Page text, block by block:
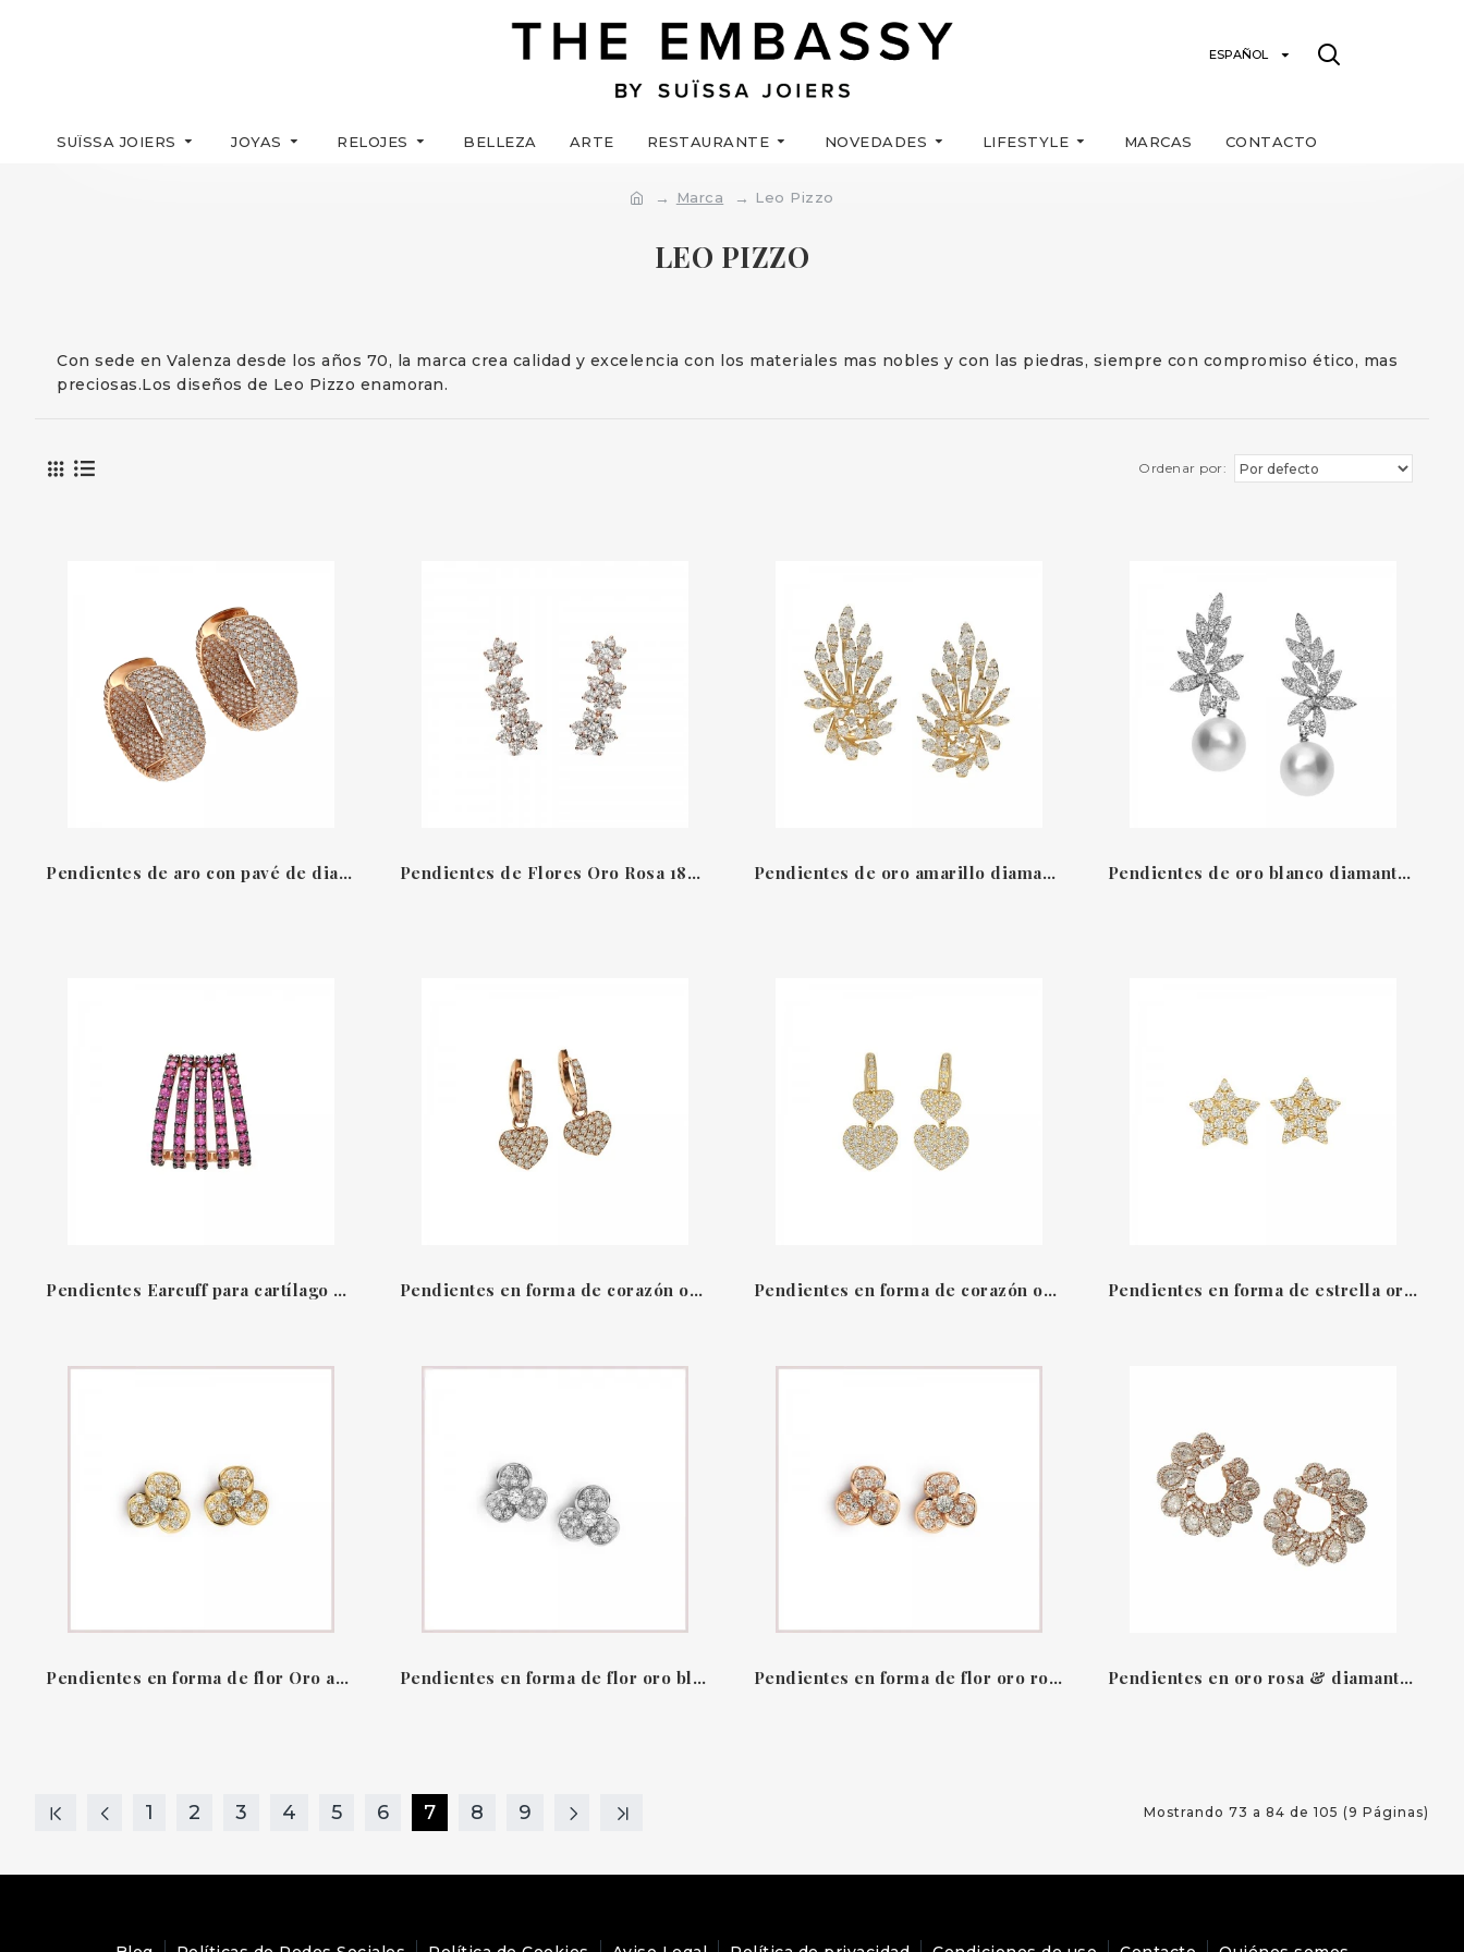
SUÏSSA JOIERS JOYAS RELOJES BELLEZA ARTE RESTAURANTE NOVEDADES LIFESTYLE MARCAS CONTACTO
ESPAÑOL
Marca Leo Pizzo
LEO PIZZO
Con sede en Valenza desde los años 70, la marca crea calidad y excelencia con los materiales mas nobles y con las piedras, siempre con compromiso ético, mas
preciosas.Los diseños de Leo Pizzo enamoran.
Ordenar por:
Pendientes de aro con pavé de diamantes en oro rosa de 18 quilates con diamantes blancos talla brillante natural Diamanti Collection de Leo Pizzo. Pendientes de Flores Oro Rosa 18KT y Diamantes Leo Pizzo Pendientes de oro amarillo diamantes Flame Leo Pizzo Pendientes de oro blanco diamantes y perlas naturales Flame Leo Pizzo
Pendientes Earcuff para cartílago oro rosa 18 QT & zafiro rosa Leo Pizzo Pendientes en forma de corazón oro rosa 18 QT & diamantes Amore Leo Pizzo Pendientes en forma de corazón oro rosa 18 QT & diamantes Amore Leo Pizzo Pendientes en forma de estrella oro rosa 18 QT & diamantes Amore Leo Pizzo
Pendientes en forma de flor Oro amarillo 18 qt & Diamantes candy flora Leopizzo Pendientes en forma de flor oro blanco 18 QT & diamantes candy flora Leo Pizzo Pendientes en forma de flor oro rosa 18 QT & diamantes candy flora Leo Pizzo Pendientes en oro rosa & diamantes Venezia Leopizzo
1 2 3 4 5 6 7 8 9 Mostrando 73 a 84 de 105 (9 Páginas)